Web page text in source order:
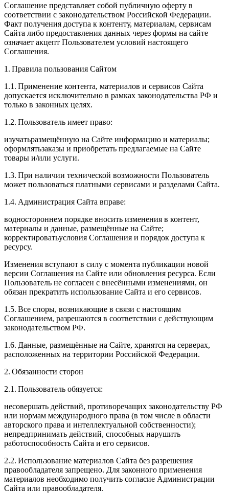
Соглашение представляет собой публичную оферту в
соответствии с законодательством Российской Федерации.
Факт получения доступа к контенту, материалам, сервисам
Сайта либо предоставления данных через формы на сайте
означает акцепт Пользователем условий настоящего
Соглашения.
1. Правила пользования Сайтом
1.1. Применение контента, материалов и сервисов Сайта
допускается исключительно в рамках законодательства РФ и
только в законных целях.
1.2. Пользователь имеет право:
изучатьразмещённую на Сайте информацию и материалы;
оформлятьзаказы и приобретать предлагаемые на Сайте
товары и/или услуги.
1.3. При наличии технической возможности Пользователь
может пользоваться платными сервисами и разделами Сайта.
1.4. Администрация Сайта вправе:
водностороннем порядке вносить изменения в контент,
материалы и данные, размещённые на Сайте;
корректироватьусловия Соглашения и порядок доступа к
ресурсу.
Изменения вступают в силу с момента публикации новой
версии Соглашения на Сайте или обновления ресурса. Если
Пользователь не согласен с внесёнными изменениями, он
обязан прекратить использование Сайта и его сервисов.
1.5. Все споры, возникающие в связи с настоящим
Соглашением, разрешаются в соответствии с действующим
законодательством РФ.
1.6. Данные, размещённые на Сайте, хранятся на серверах,
расположенных на территории Российской Федерации.
2. Обязанности сторон
2.1. Пользователь обязуется:
несовершать действий, противоречащих законодательству РФ
или нормам международного права (в том числе в области
авторского права и интеллектуальной собственности);
непредпринимать действий, способных нарушить
работоспособность Сайта и его сервисов.
2.2. Использование материалов Сайта без разрешения
правообладателя запрещено. Для законного применения
материалов необходимо получить согласие Администрации
Сайта или правообладателя.